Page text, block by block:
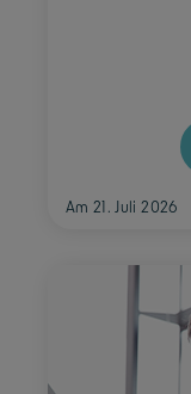
Am 21. Juli 2026